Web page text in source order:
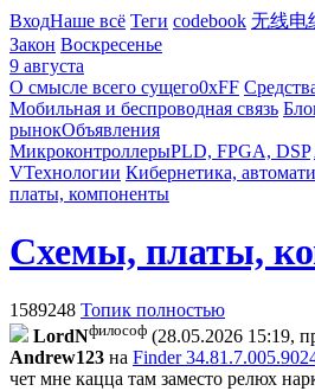
ВходНаше всё Теги codebook 无线电
Закон Воскресенье
9 августа
О смысле всего сущего0xFF
Мобильная и беспроводная связь
рынокОбъявления
МикроконтроллерыPLD, FPGA, DSP
VТехнологии Кибернетика,
платы, компоненты
Схемы, платы,
1589248 Топик полностью
LordNфилософ (28.05.2026 15:19,
Andrew123 на Finder
чет мне кацца там заместо релюх